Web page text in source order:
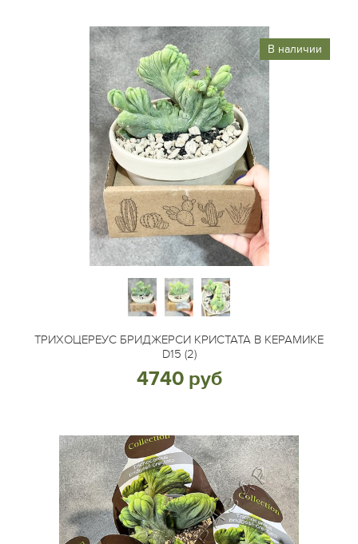
В наличии
ТРИХОЦЕРЕУС БРИДЖЕРСИ КРИСТАТА В КЕРАМИКЕ
D15 (2)
4740 руб